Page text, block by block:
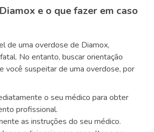
e o que fazer em caso
de uma overdose de Diamox,
No entanto, buscar orientação
você suspeitar de uma overdose, por
o seu médico para obter
profissional.
as instruções do seu médico.